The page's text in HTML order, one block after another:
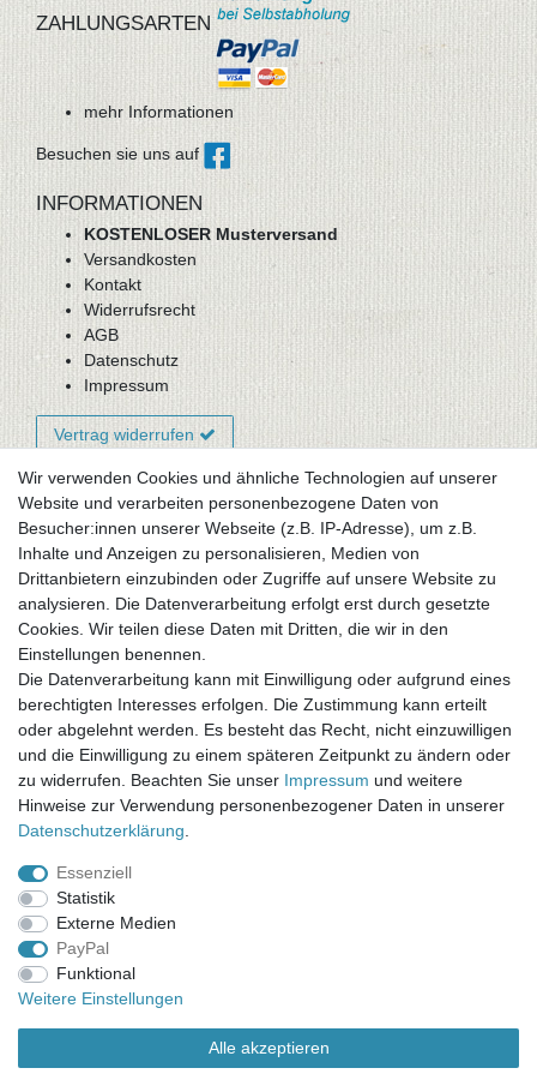
ZAHLUNGSARTEN
mehr Informationen
Besuchen sie uns auf
INFORMATIONEN
KOSTENLOSER Musterversand
Versandkosten
Kontakt
Widerrufsrecht
AGB
Datenschutz
Impressum
Vertrag widerrufen
Newsletter-Anmeldung
FAQ / Fragen
Mein Warenkorb
Mein Merkzettel
Mein Konto
UNSER LADENGESCHÄFT
Gottlieb-Daimler-Str. 10
33334 Gütersloh
ÖFFNUNGSZEITEN
Montag - Dienstag: 8.00 - 18.00 Uhr, Mittwoch Ruhetag,
Donnerstag: 8.00 - 18.00 Uhr, Freitag 8.00 - 14.00 Uhr
KUNDENSERVICE
Telefon: (05241) 403 22 38
E-Mail: info@stoffamstueck.de
Alle Preise inklusive gesetzlicher Mehrwertsteuer und
zuzüglichVersandkosten. * Pflichtfeld
Wir verwenden Cookies und ähnliche Technologien auf unserer
Website und verarbeiten personenbezogene Daten von
Besucher:innen unserer Webseite (z.B. IP-Adresse), um z.B.
Inhalte und Anzeigen zu personalisieren, Medien von
Drittanbietern einzubinden oder Zugriffe auf unsere Website zu
analysieren. Die Datenverarbeitung erfolgt erst durch gesetzte
Cookies. Wir teilen diese Daten mit Dritten, die wir in den
Einstellungen benennen.
Die Datenverarbeitung kann mit Einwilligung oder aufgrund eines
berechtigten Interesses erfolgen. Die Zustimmung kann erteilt
oder abgelehnt werden. Es besteht das Recht, nicht einzuwilligen
und die Einwilligung zu einem späteren Zeitpunkt zu ändern oder
zu widerrufen. Beachten Sie unser Impressum und weitere
Hinweise zur Verwendung personenbezogener Daten in unserer
Daten­schutz­erklärung
Essenziell
Statistik
Externe Medien
PayPal
Funktional
Weitere Einstellungen
Alle akzeptieren